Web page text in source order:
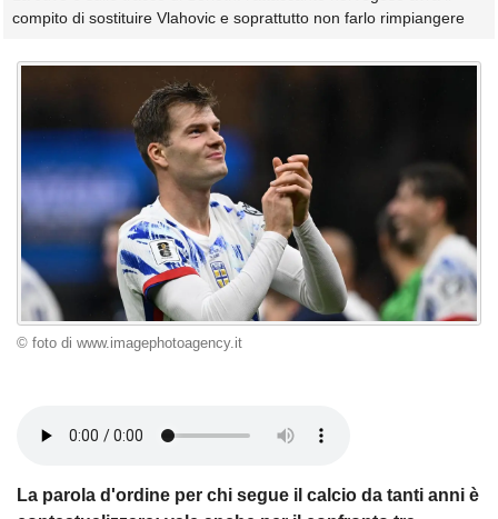
compito di sostituire Vlahovic e soprattutto non farlo rimpiangere
© foto di www.imagephotoagency.it
La parola d'ordine per chi segue il calcio da tanti anni è